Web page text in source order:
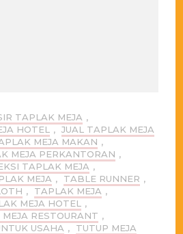
TAPLAK MEJA ,
HOTEL
, JUAL TAPLAK MEJA
MEJA MAKAN ,
MEJA PERKANTORAN ,
TAPLAK MEJA ,
MEJA , TABLE RUNNER ,
, TAPLAK MEJA ,
MEJA HOTEL
,
RESTOURANT ,
USAHA , TUTUP MEJA